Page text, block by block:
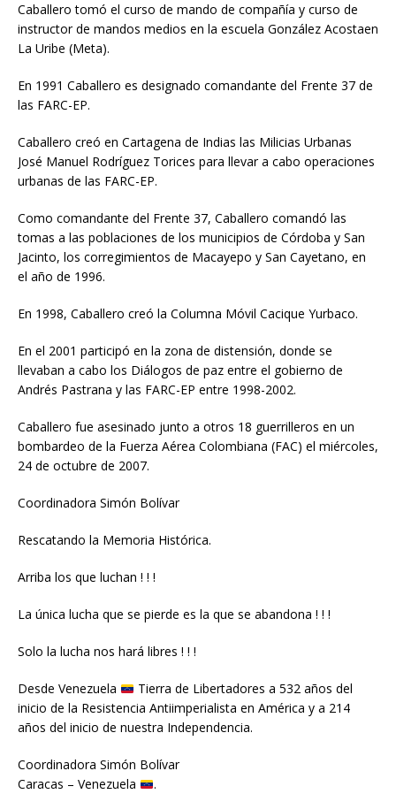
Caballero tomó el curso de mando de compañía y curso de
instructor de mandos medios en la escuela González Acostaen
La Uribe (Meta).
En 1991 Caballero es designado comandante del Frente 37 de
las FARC-EP.
Caballero creó en Cartagena de Indias las Milicias Urbanas
José Manuel Rodríguez Torices para llevar a cabo operaciones
urbanas de las FARC-EP.
Como comandante del Frente 37, Caballero comandó las
tomas a las poblaciones de los municipios de Córdoba y San
Jacinto, los corregimientos de Macayepo y San Cayetano, en
el año de 1996.
En 1998, Caballero creó la Columna Móvil Cacique Yurbaco.
En el 2001 participó en la zona de distensión, donde se
llevaban a cabo los Diálogos de paz entre el gobierno de
Andrés Pastrana y las FARC-EP entre 1998-2002.
Caballero fue asesinado junto a otros 18 guerrilleros en un
bombardeo de la Fuerza Aérea Colombiana (FAC) el miércoles,
24 de octubre de 2007.
Coordinadora Simón Bolívar
Rescatando la Memoria Histórica.
Arriba los que luchan ! ! !
La única lucha que se pierde es la que se abandona ! ! !
Solo la lucha nos hará libres ! ! !
Desde Venezuela
Tierra de Libertadores a 532 años del
inicio de la Resistencia Antiimperialista en América y a 214
años del inicio de nuestra Independencia.
Coordinadora Simón Bolívar
Caracas – Venezuela
.